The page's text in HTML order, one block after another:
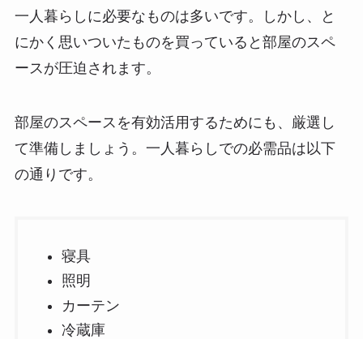
一人暮らしに必要なものは多いです。しかし、
と
にかく思いついたものを買っていると部屋のスペ
ースが圧迫 されます。
部屋のスペースを有効活用するためにも、厳選し
て準備しましょう。一人暮らしでの必需品は以下
の通りです。
寝具
照明
カーテン
冷蔵庫